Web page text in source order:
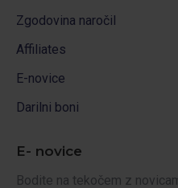
Zgodovina naročil
Affiliates
E-novice
Darilni boni
E- novice
Bodite na tekočem z